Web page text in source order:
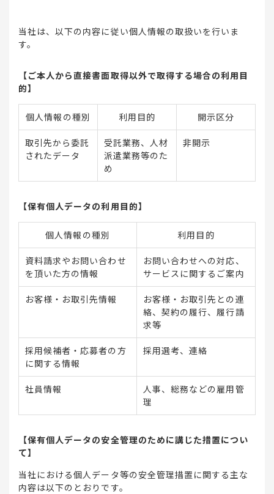
当社は、以下の内容に従い個人情報の取扱いを行いま
す。
【ご本人から直接書面取得以外で取得する場合の利用目
的】
個人情報の種別 利用目的 開示区分
取引先から委託
されたデータ
受託業務、人材
派遣業務等のた
め
非開示
【保有個人データの利用目的】
個人情報の種別 利用目的
資料請求やお問い合わせ
を頂いた方の情報
お問い合わせへの対応、
サービスに関するご案内
お客様・お取引先情報
お客様・お取引先との連
絡、契約の履行、履行請
求等
採用候補者・応募者の方
に関する情報
採用選考、連絡
社員情報
人事、総務などの雇用管
理
【保有個人データの安全管理のために講じた措置につい
て】
当社における個人データ等の安全管理措置に関する主な
内容は以下のとおりです。